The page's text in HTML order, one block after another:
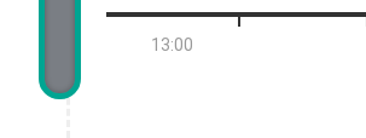
13:00